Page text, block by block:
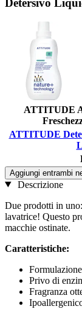
Detersivo
ATTITUDE
ATTITUDE
Aggiungi entrambi
Descrizione
Due prodotti in
lavatrice! Questo
macchie ostinate.
Caratteristiche:
Privo di
Fragranza